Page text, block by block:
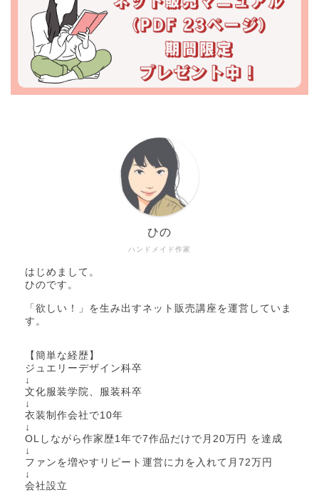
ハンドメイド作家
ひの
はじめまして。
ひのです。
「欲しい！」を生み出すネット販売講座を運営していま
す。
【簡単な経歴】
ジュエリーデザイン科卒
↓
文化服装学院、服装科卒
↓
衣装制作会社で10年
↓
OLしながら作家歴1年で7作品だけで月20万円 を達成
↓
ファンを増やすリピート運営に力を入れて月72万円
↓
会社設立